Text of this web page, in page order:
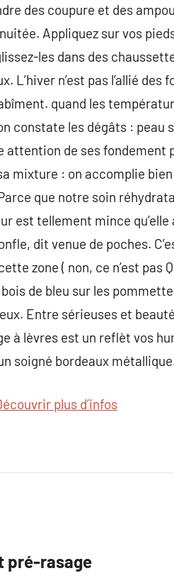
des coupure et des
Appliquez sur vos
les dans des
L’hiver n’est pas l’allié
quand les
constate les dégâts :
attention de ses
mixture : on accomplie
que notre soin
est tellement mince
dit venue de poches.
zone ( non, ce n’est pas
de bleu sur les
Entre sérieuses et
à lèvres est un reflèt vos
soigné bordeaux
plus d’infos
pré-rasage